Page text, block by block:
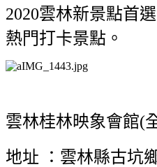
2020雲林新景點首
熱門打卡景點。
雲林桂林映象會館(
地址 ：雲林縣古坑